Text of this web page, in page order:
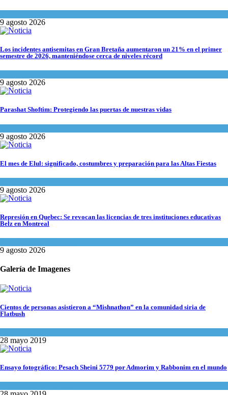
9 agosto 2026
Los incidentes antisemitas en Gran Bretaña aumentaron un 21% en el primer
semestre de 2026, manteniéndose cerca de niveles récord
9 agosto 2026
Parashat Shoftim: Protegiendo las puertas de nuestras vidas
9 agosto 2026
El mes de Elul: significado, costumbres y preparación para las Altas Fiestas
9 agosto 2026
Represión en Quebec: Se revocan las licencias de tres instituciones educativas
Belz en Montreal
9 agosto 2026
Galería de Imagenes
Cientos de personas asistieron a “Mishnathon” en la comunidad siria de
Flatbush
28 mayo 2019
Ensayo fotográfico: Pesach Sheini 5779 por Admorim y Rabbonim en el mundo